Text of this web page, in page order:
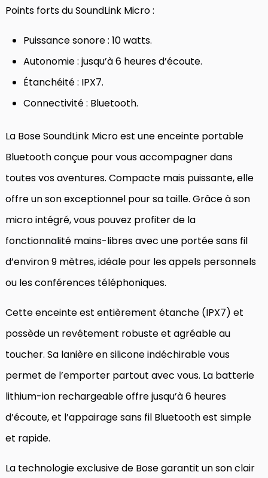
Points forts du SoundLink Micro :
Puissance sonore : 10 watts.
Autonomie : jusqu’à 6 heures d’écoute.
Étanchéité : IPX7.
Connectivité : Bluetooth.
La Bose SoundLink Micro est une enceinte portable
Bluetooth conçue pour vous accompagner dans
toutes vos aventures. Compacte mais puissante, elle
offre un son exceptionnel pour sa taille. Grâce à son
micro intégré, vous pouvez profiter de la
fonctionnalité mains-libres avec une portée sans fil
d’environ 9 mètres, idéale pour les appels personnels
ou les conférences téléphoniques.
Cette enceinte est entièrement étanche (IPX7) et
possède un revêtement robuste et agréable au
toucher. Sa lanière en silicone indéchirable vous
permet de l’emporter partout avec vous. La batterie
lithium-ion rechargeable offre jusqu’à 6 heures
d’écoute, et l’appairage sans fil Bluetooth est simple
et rapide.
La technologie exclusive de Bose garantit un son clair